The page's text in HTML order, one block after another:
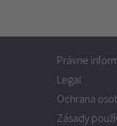
Právne
Legal
Ochrana
Zásady